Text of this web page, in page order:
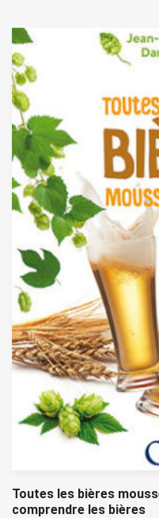
Toutes les bières
comprendre les bières